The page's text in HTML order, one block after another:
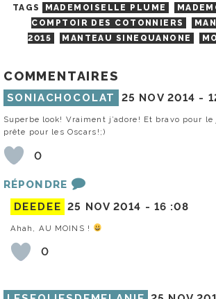
TAGS MADEMOISELLE PLUME
COMPTOIR DES COTONNIERS
2015
MANTEAU SINEQUANONE
COMMENTAIRES
SONIACHOCOLAT 25 NOV 2014 -
Superbe look! Vraiment j’adore! Et bravo pour
prête pour les Oscars!;)
0
RÉPONDRE
DEEDEE 25 NOV 2014 - 16 :08
Ahah, AU MOINS !
0